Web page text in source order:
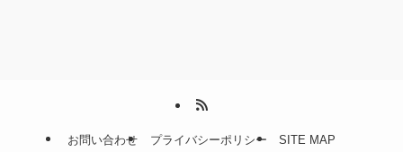
お問い合わせ プライバシーポリシー SITE MAP